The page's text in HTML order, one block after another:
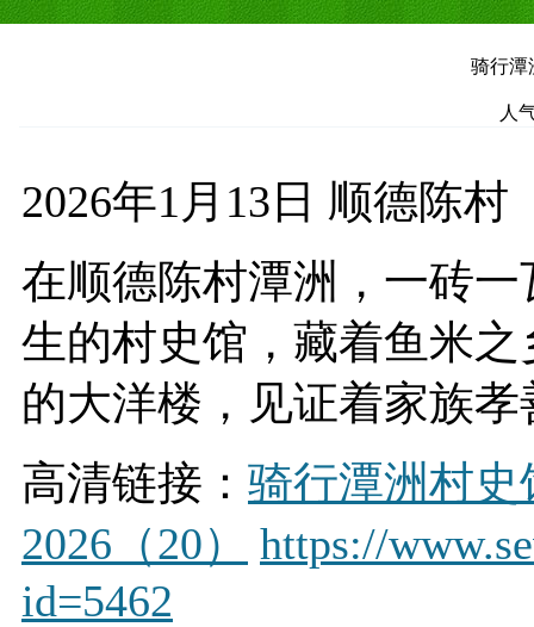
骑行潭
人
2026年1月13日 顺德陈村
在顺德陈村潭洲，一砖
生的村史馆，藏着鱼米
的大洋楼，见证着家族
高清链接： 骑行潭洲村史
2026（20）
https://
id=5462